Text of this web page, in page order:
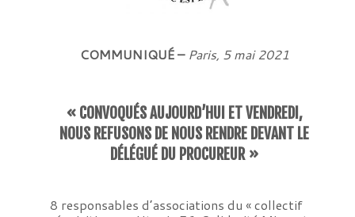
COMMUNIQUÉ – Paris, 5 mai 2021
« CONVOQUÉS AUJOURD’HUI ET VENDREDI,
NOUS REFUSONS DE NOUS RENDRE DEVANT LE
DÉLÉGUÉ DU PROCUREUR »
8 responsables d’associations du « collectif